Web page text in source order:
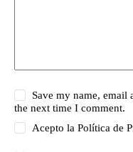
Save my name, email
the next time I comment.
Acepto laPolítica de